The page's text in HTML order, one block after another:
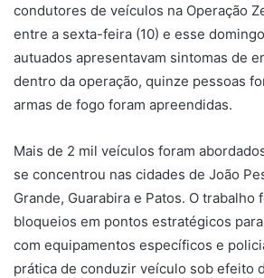
condutores de veículos na Operação
entre a sexta-feira (10) e esse
autuados apresentavam sintomas de
dentro da operação, quinze pessoas
armas de fogo foram apreendidas.
Mais de 2 mil veículos foram
se concentrou nas cidades de João
Grande, Guarabira e Patos. O trabalho
bloqueios em pontos estratégicos
com equipamentos específicos e
prática de conduzir veículo sob efeito